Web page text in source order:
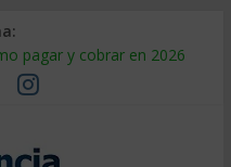
pagar y cobrar en 2026
qué sale tan caro
auditarla a tiempo
suministro: qué hacer
segmentarlo y venderle